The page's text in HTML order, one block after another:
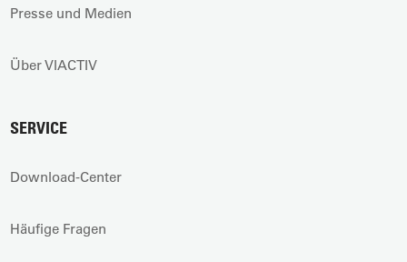
Presse und Medien
Über VIACTIV
SERVICE
Download-Center
Häufige Fragen